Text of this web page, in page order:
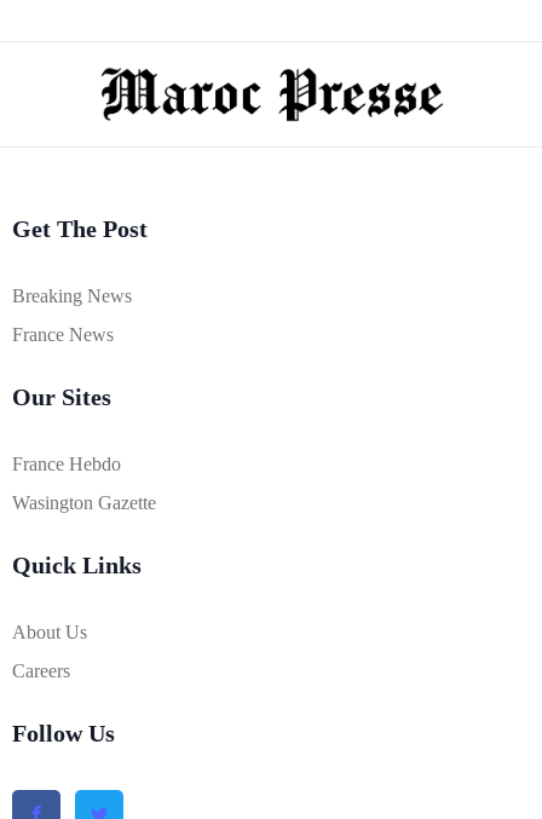
Get The Post
Breaking News
France News
Our Sites
France Hebdo
Wasington Gazette
Quick Links
About Us
Careers
Follow Us